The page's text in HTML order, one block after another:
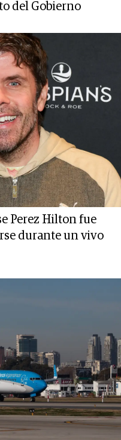
del Gobierno
Perez Hilton fue
durante un vivo